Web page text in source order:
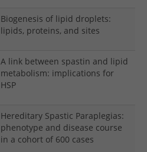
Biogenesis of lipid droplets:
lipids, proteins, and sites
A link between spastin and lipid
metabolism: implications for
HSP
Hereditary Spastic Paraplegias:
phenotype and disease course
in a cohort of 600 cases